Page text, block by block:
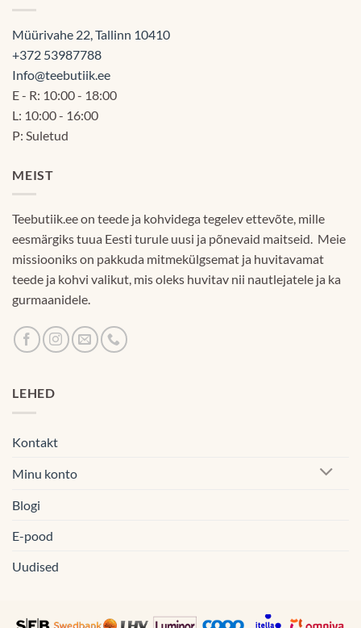
Müürivahe 22, Tallinn 10410
+372 53987788
Info@teebutiik.ee
E - R: 10:00 - 18:00
L: 10:00 - 16:00
P: Suletud
MEIST
Teebutiik.ee on teede ja kohvidega tegelev ettevõte, mille
eesmärgiks tuua Eesti turule uusi ja põnevaid maitseid. Meie
missiooniks on pakkuda mitmekülgsemat ja huvitavamat
teede ja kohvi valikut, mis oleks huvitav nii nautlejatele ja ka
gurmaanidele.
LEHED
Kontakt
Minu konto
Blogi
E-pood
Uudised